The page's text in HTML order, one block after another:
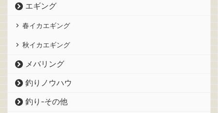
エギング
春イカエギング
秋イカエギング
メバリング
釣りノウハウ
釣り-その他